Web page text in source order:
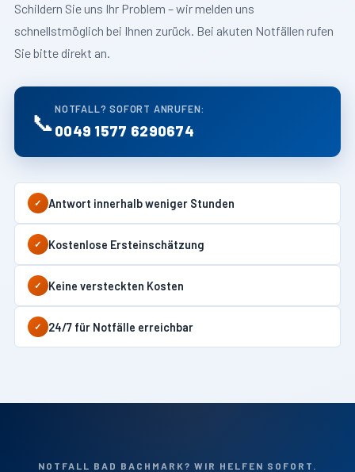
Schildern Sie uns Ihr Problem – wir melden uns
schnellstmöglich bei Ihnen zurück. Bei akuten Notfällen rufen
Sie bitte direkt an.
📞 NOTFALL? SOFORT ANRUFEN:
0049 1577 6290674
✓ Antwort innerhalb weniger Stunden
✓ Kostenlose Ersteinschätzung
✓ Keine versteckten Kosten
✓ 24/7 für Notfälle erreichbar
NOTFALL BAD BACHMARK? WIR HELFEN SOFORT.